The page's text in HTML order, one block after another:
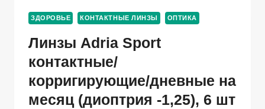
+2,0),
(0834)
ЗДОРОВЬЕ КОНТАКТНЫЕ ЛИНЗЫ ОПТИКА
Линзы Adria Sport
контактные/
корригирующие/дневные на
месяц (диоптрия -1,25), 6 шт